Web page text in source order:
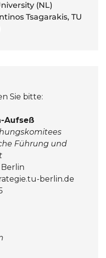
(NL)
Tsagarakis, TU
Sie bitte:
Aufseß
Führung und
berlin.de